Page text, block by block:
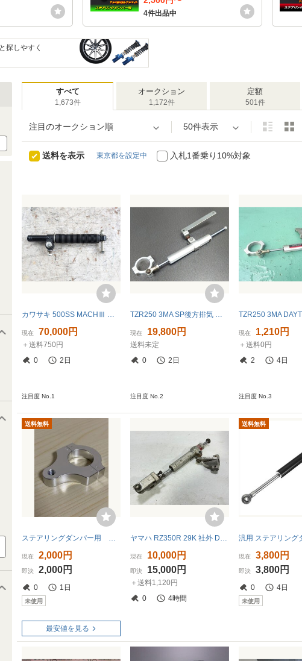
4件出品中
探しやすく
すべて
1,673件
オークション
1,172件
定額
501件
注目のオークション順 50件表示
送料を表示 東京都を設定中 入札1番乗り10%対象
カワサキ 500SS MACHⅢ ステアリングダンパー KAWASAKI マッハ ダンパー ステダン 未使用？
現在 70,000円
＋送料750円
0
2日
注目度 No.1
TZR250 3MA SP後方排気 当時物デイトナ ステアリングダンパーASSYフレーム ステダン フォークのステー付き TZ250 RZ250 ２XT SUGO NSR250
現在 19,800円
送料未定
0
2日
注目度 No.2
現在 1,210円
＋送料0円
2
4日
注目度 No.3
送料無料
ステアリングダンパー用 フォーク ブラケット ステダン 32mm
現在 2,000円
即決 2,000円
0 1日
未使用
最安値を見る
ヤマハ RZ350R 29K 社外 DAYTONA デイトナ ステアリングダンパー 当時 29K-0016**【A】BUU
現在 10,000円
即決 15,000円
＋送料1,120円
0
4時間
送料無料
現在 3,800円
即決 3,800円
0 4日
未使用